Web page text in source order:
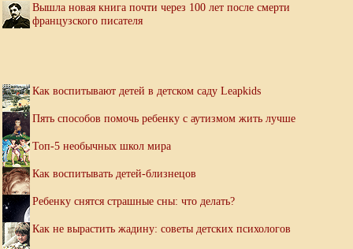
Вышла новая книга почти через 100 лет после смерти
французского писателя
Как воспитывают детей в детском саду Leapkids
Пять способов помочь ребенку с аутизмом жить лучше
Топ-5 необычных школ мира
Как воспитывать детей-близнецов
Ребенку снятся страшные сны: что делать?
Как не вырастить жадину: советы детских психологов